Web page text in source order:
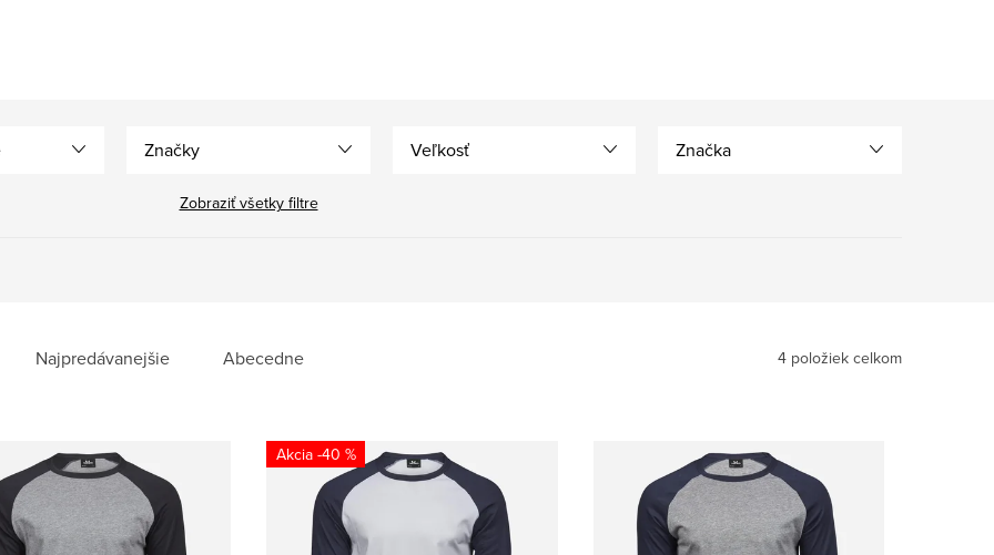
Značky Veľkosť Značka
Zobraziť všetky filtre
Najpredávanejšie Abecedne 4 položiek celkom
-40 %